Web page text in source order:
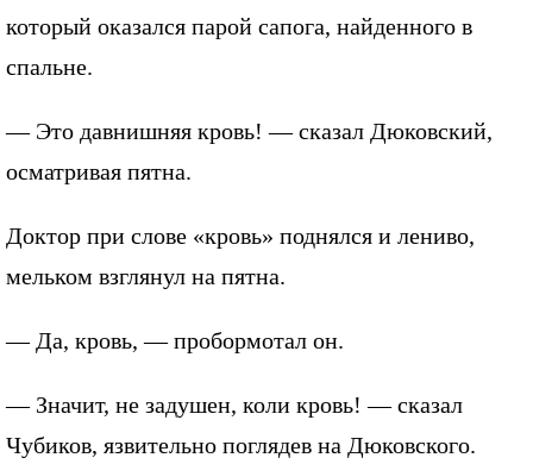
который оказался парой сапога, найденного в
спальне.
— Это давнишняя кровь! — сказал Дюковский,
осматривая пятна.
Доктор при слове «кровь» поднялся и лениво,
мельком взглянул на пятна.
— Да, кровь, — пробормотал он.
— Значит, не задушен, коли кровь! — сказал
Чубиков, язвительно поглядев на Дюковского.